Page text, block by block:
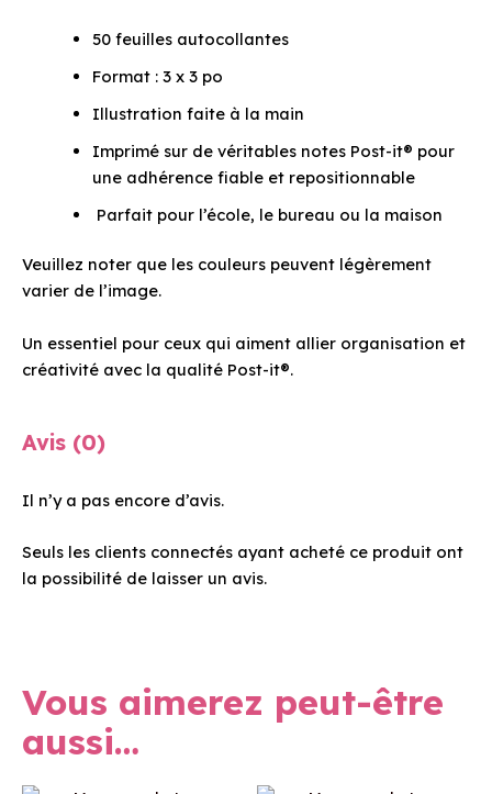
50 feuilles autocollantes
Format : 3 x 3 po
Illustration faite à la main
Imprimé sur de véritables notes Post-it® pour
une adhérence fiable et repositionnable
Parfait pour l’école, le bureau ou la maison
Veuillez noter que les couleurs peuvent légèrement
varier de l’image.
Un essentiel pour ceux qui aiment allier organisation et
créativité avec la qualité Post-it®.
Avis (0)
Il n’y a pas encore d’avis.
Seuls les clients connectés ayant acheté ce produit ont
la possibilité de laisser un avis.
Vous aimerez peut-être
aussi…